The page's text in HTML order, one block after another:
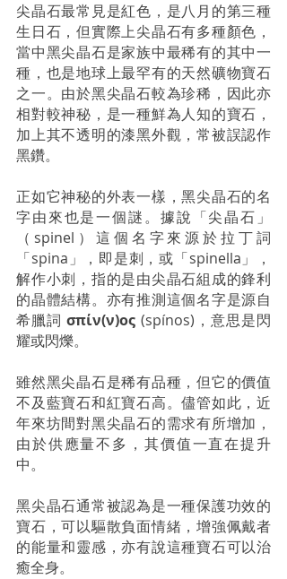
尖晶石最常見是紅色，是八月的第三種
生日石，但實際上尖晶石有多種顏色，
當中黑尖晶石是家族中最稀有的其中一
種，也是地球上最罕有的天然礦物寶石
之一。由於黑尖晶石較為珍稀，因此亦
相對較神秘，是一種鮮為人知的寶石，
加上其不透明的漆黑外觀，常被誤認作
黑鑽。
正如它神秘的外表一樣，黑尖晶石的名
字由來也是一個謎。據說「尖晶石」
（spinel）這個名字來源於拉丁詞
「spina」，即是刺，或「spinella」，
解作小刺，指的是由尖晶石組成的鋒利
的晶體結構。亦有推測這個名字是源自
希臘詞 σπίν(ν)ος (spínos)，意思是閃
耀或閃爍。
雖然黑尖晶石是稀有品種，但它的價值
不及藍寶石和紅寶石高。儘管如此，近
年來坊間對黑尖晶石的需求有所增加，
由於供應量不多，其價值一直在提升
中。
黑尖晶石通常被認為是一種保護功效的
寶石，可以驅散負面情緒，增強佩戴者
的能量和靈感，亦有說這種寶石可以治
癒全身。